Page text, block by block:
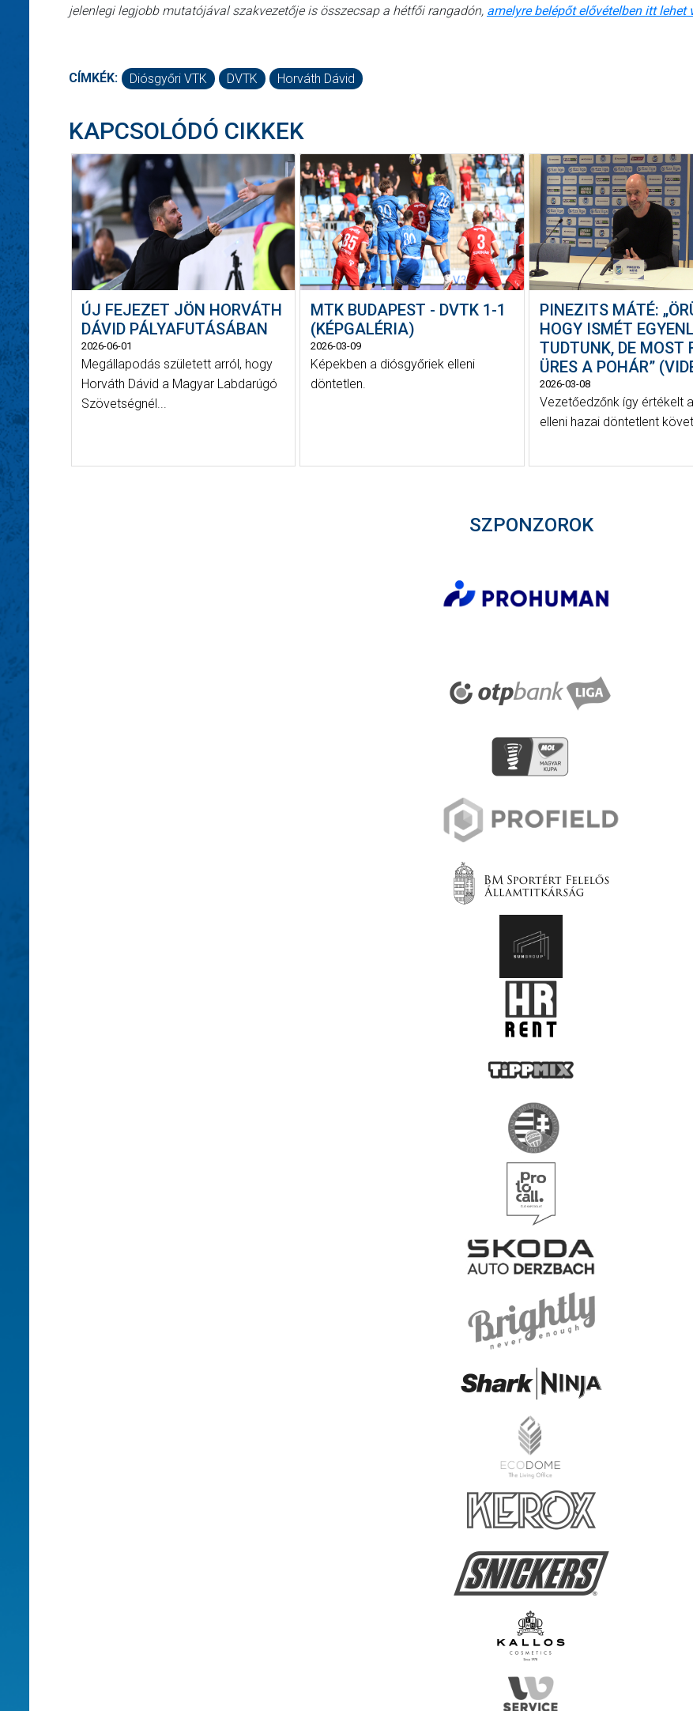
jelenlegi legjobb mutatójával szakvezetője is összecsap a hétfői rangadón, amelyre belépőt elővételben itt lehet
CÍMKÉK: Diósgyőri VTK DVTK Horváth Dávid
KAPCSOLÓDÓ CIKKEK
ÚJ FEJEZET JÖN HORVÁTH
DÁVID PÁLYAFUTÁSÁBAN
2026-06-01
Megállapodás született arról, hogy
Horváth Dávid a Magyar Labdarúgó
Szövetségnél...
MTK BUDAPEST - DVTK 1-1
(KÉPGALÉRIA)
2026-03-09
Képekben a diósgyőriek elleni
döntetlen.
PINEZITS MÁTÉ:
HOGY ISMÉT
TUDTUNK, DE MOST
ÜRES A POHÁR”
2026-03-08
Vezetőedzőnk így értékelt
elleni hazai döntetlent
SZPONZOROK